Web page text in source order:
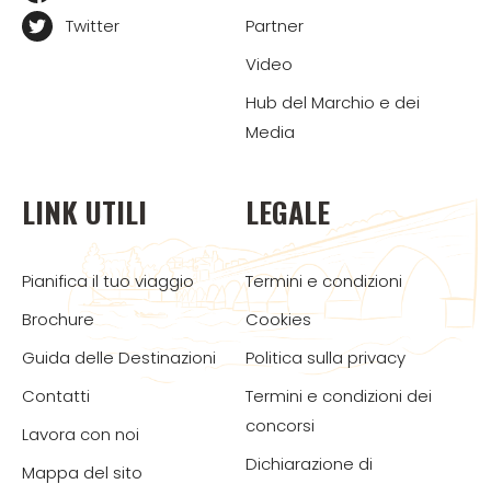
Twitter
Partner
Video
Hub del Marchio e dei
Media
LINK UTILI
Pianifica il tuo viaggio
Brochure
Guida delle Destinazioni
Contatti
Lavora con noi
Mappa del sito
LEGALE
Termini e condizioni
Cookies
Politica sulla privacy
Termini e condizioni dei
concorsi
Dichiarazione di